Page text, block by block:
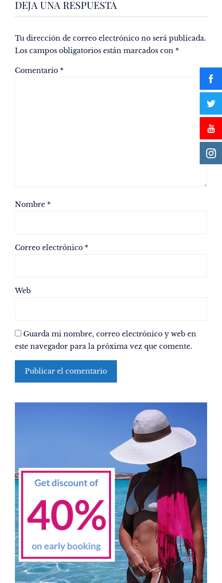
DEJA UNA RESPUESTA
Tu dirección de correo electrónico no será publicada.
Los campos obligatorios están marcados con *
Comentario *
Nombre *
Correo electrónico *
Web
Guarda mi nombre, correo electrónico y web en
este navegador para la próxima vez que comente.